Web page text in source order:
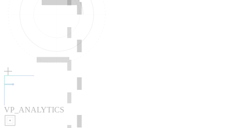
VP_ANALYTICS